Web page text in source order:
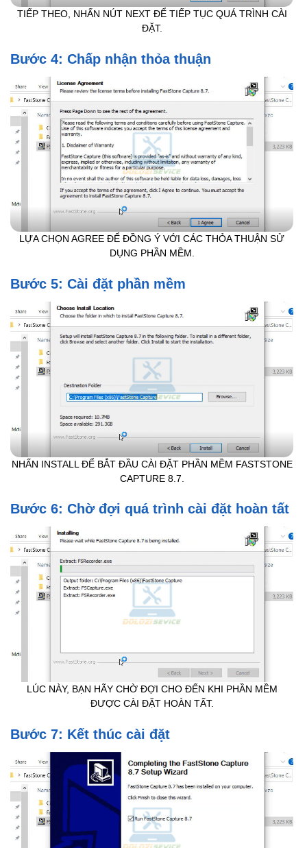
TIẾP THEO, NHẤN NÚT NEXT ĐỂ TIẾP TỤC QUÁ TRÌNH CÀI
ĐẶT.
Bước 4: Chấp nhận thỏa thuận
LỰA CHỌN AGREE ĐỂ ĐỒNG Ý VỚI CÁC THỎA THUẬN SỬ
DỤNG PHẦN MỀM.
Bước 5: Cài đặt phần mềm
NHẤN INSTALL ĐỂ BẮT ĐẦU CÀI ĐẶT PHẦN MỀM FASTSTONE
CAPTURE 8.7.
Bước 6: Chờ đợi quá trình cài đặt hoàn tất
LÚC NÀY, BẠN HÃY CHỜ ĐỢI CHO ĐẾN KHI PHẦN MỀM
ĐƯỢC CÀI ĐẶT HOÀN TẤT.
Bước 7: Kết thúc cài đặt